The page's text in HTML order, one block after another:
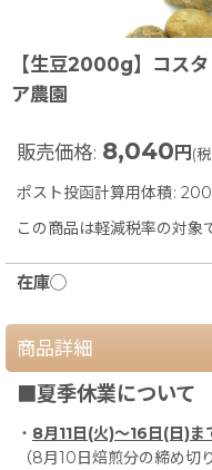
【生豆2000g】コス
ア農園
販売価格: 8,040 円 (
ポスト投函計算用体積:
この商品は軽減税率の対象
在庫◯
商品詳細
■夏季休業について
・ 8月11日(火)〜16日(日)ま
（8月10日焙煎分の締め